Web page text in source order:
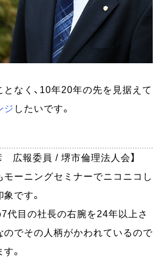
なく、10年20年の先を見据えて
ジ したいです。
広報委員 / 堺市倫理法人会】
モーニングセミナーでニコニコし
です。
代目の社長の右腕を24年以上さ
のでその人柄がかわれているので
。